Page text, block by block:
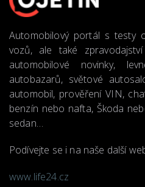
Automobilový portál s testy
vozů, ale také
automobilové novinky,
autobazarů, světové
automobil, prověření VIN,
benzín nebo nafta, Škoda
sedan…
Podívejte se i na naše další
www.life24.cz